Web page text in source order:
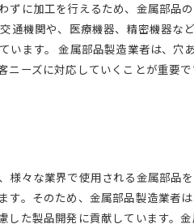
に加工を行えるため、金属部品
通機関や、医療機器、精密機器な
ます。 金属部品製造業者は、穴
ーズに対応していくことが重要で
々な業界で使用される金属部品
。そのため、金属部品製造業者
た製品開発に貢献しています。